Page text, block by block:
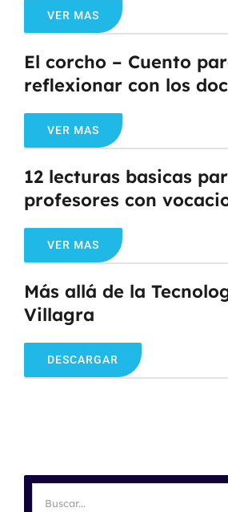
VER MAS
El corcho – Cuento
reflexionar con los
VER MAS
12 lecturas basicas
profesores con
VER MAS
Más allá de la
Villagra
DESCARGAR
Buscar: